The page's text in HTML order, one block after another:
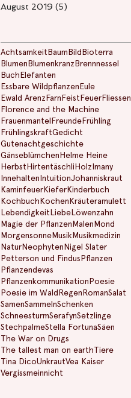
August 2019 (5)
AchtsamkeitBaumBildBioterra
BlumenBlumenkranzBrennnessel
BuchElefanten
Essbare WildpflanzenEule
Ewald ArenzFarnFeistFeuerFliessen
Florence and the Machine
FrauenmantelFreundeFrühling
FrühlingskraftGedicht
Gutenachtgeschichte
GänseblümchenHelme Heine
HerbstHirtentäschliHolzImany
InnehaltenIntuitionJohanniskraut
KaminfeuerKieferKinderbuch
KochbuchKochenKräuteramulett
LebendigkeitLiebeLöwenzahn
Magie der PflanzenMalenMond
MorgensonneMusikMusikmedizin
NaturNeophytenNigel Slater
Petterson und FindusPflanzen
Pflanzendevas
PflanzenkommunikationPoesie
Poesie im WaldRegenRomanSalat
SamenSammelnSchenken
SchneesturmSerafynSetzlinge
StechpalmeStella FortunaSäen
The War on Drugs
The tallest man on earthTiere
Tina DicoUnkrautVea Kaiser
Vergissmeinnicht